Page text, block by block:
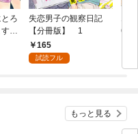
ろ
失恋男子の観察日記
【分冊版】 1
165
試読フル
6年
もっと見る